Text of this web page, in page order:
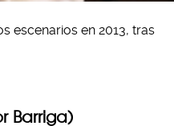
escenarios en 2013, tras
Barriga)